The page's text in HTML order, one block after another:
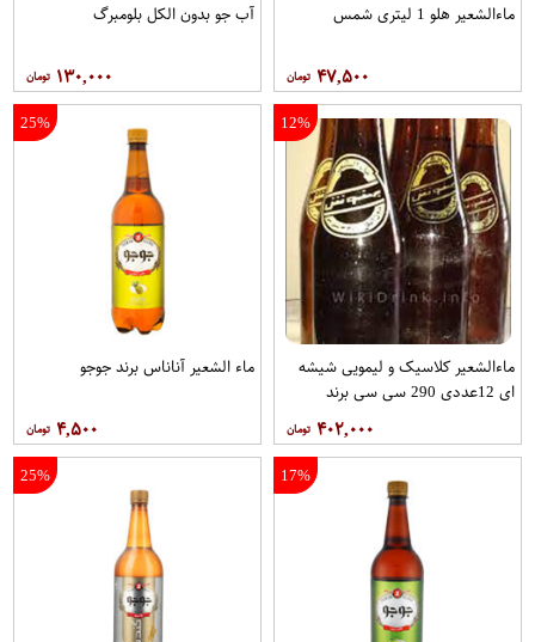
ماءالشعیر هلو 1 لیتری شمس
۴۷,۵۰۰
آب جو بدون الکل بلومبرگ
۱۳۰,۰۰۰
12%
ماءالشعیر کلاسیک و لیمویی شیشه
ای 12عددی 290 سی سی برند
۴۰۲,۰۰۰
25%
ماء الشعير آناناس برند جوجو
۴,۵۰۰
17%
25%